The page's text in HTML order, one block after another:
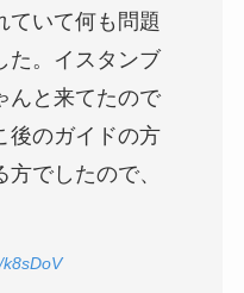
ていて何も問題
た。イスタンブ
んと来てたので
後のガイドの方
でしたので、